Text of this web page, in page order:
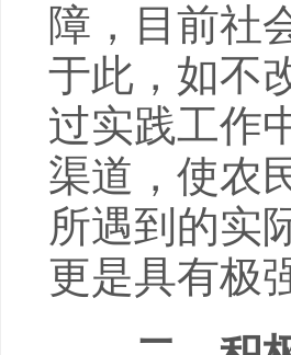
障，目前社
于此，如不
过实践工作
渠道，使农
所遇到的实
更是具有极